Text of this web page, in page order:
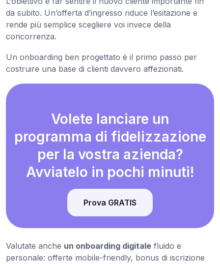
da subito. Un’offerta d’ingresso riduce l’esitazione e
rende più semplice scegliere voi invece della
concorrenza.
Un onboarding ben progettato è il primo passo per
costruire una base di clienti davvero affezionati.
Volete lanciare un
programma di fidelizzazione
per la vostra azienda?
Avviatelo in pochi minuti!
Prova GRATIS
Valutate anche un onboarding digitale fluido e
personale: offerte mobile-friendly, bonus di iscrizione